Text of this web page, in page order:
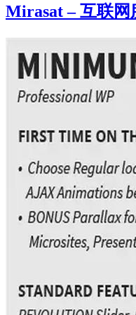
Mirasat – 互联